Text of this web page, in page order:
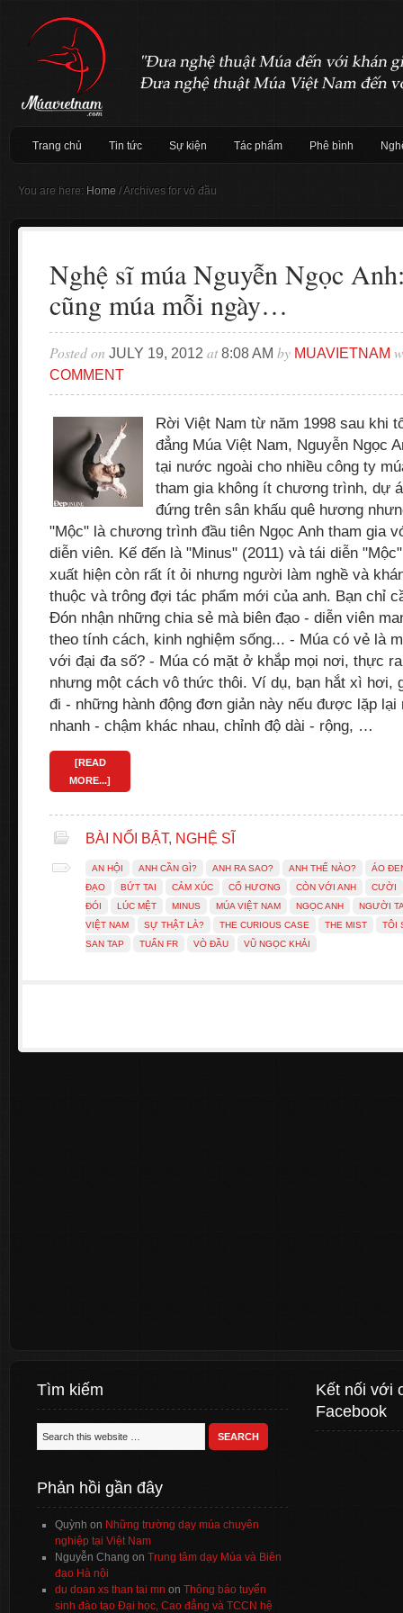
Trang chủ Tin tức Sự kiện Tác phẩm Phê bình
You are here: Home /Archives for vò đầu
Nghệ sĩ múa Nguyễn Ngọc
cũng múa mỗi ngày…
Posted on JULY 19, 2012 at8:08 AM by MUAVIETNAM
COMMENT
Rời Việt Nam từ năm 1998 sau khi
đẳng Múa Việt Nam, Nguyễn Ngọc
tại nước ngoài cho nhiều công ty
tham gia không ít chương trình, dự
đứng trên sân khấu quê hương
"Mộc" là chương trình đầu tiên Ngọc Anh tham gia
diễn viên. Kế đến là "Minus" (2011) và tái diễn
xuất hiện còn rất ít ỏi nhưng người làm nghề và
thuộc và trông đợi tác phẩm mới của anh. Bạn chỉ
Đón nhận những chia sẻ mà biên đạo - diễn viên
theo tính cách, kinh nghiệm sống... - Múa có vẻ là
với đại đa số? - Múa có mặt ở khắp mọi nơi, thực
nhưng một cách vô thức thôi. Ví dụ, bạn hắt xì hơi,
đi - những hành động đơn giản này nếu được lặp lại
nhanh - chậm khác nhau, chỉnh độ dài - rộng, …
[READ
MORE...]
BÀI NỔI BẬT, NGHỆ SĨ
AN HỘI ANH CẦN GÌ? ANH RA SAO? ANH THẾ NÀO?
ÁO
ĐẠO
BỨT TAI CẢM XÚC CỐ HƯƠNG CÒN VỚI ANH
CƯỜI
ĐÓI
LÚC MỆT MINUS MÚA VIỆT NAM NGỌC ANH
NGƯỜI
VIỆT NAM
SỰ THẬT LÀ? THE CURIOUS CASE THE MIST
TÔI
SAN TAP
TUẤN FR VÒ ĐẦU VŨ NGỌC KHẢI
Tìm kiếm
Phản hồi gần đây
Quỳnh on Những trường dạy múa chuyên
nghiệp tại Việt Nam
Nguyễn Chang on Trung tâm dạy Múa và Biên
đạo Hà nội
du doan xs than tai mn on Thông báo tuyển
sinh đào tạo Đại học, Cao đẳng và TCCN hệ
Kết nối với
Facebook